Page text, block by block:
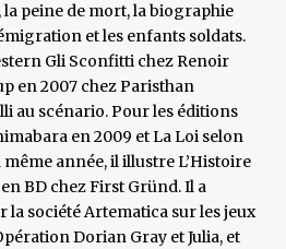
peine de mort, la biographie
et les enfants soldats.
Gli Sconfitti chez Renoir
en 2007 chez Paristhan
au scénario. Pour les éditions
en 2009 et La Loi selon
même année, il illustre L’Histoire
BD chez First Gründ. Il a
la société Artematica sur les jeux
Dorian Gray et Julia, et